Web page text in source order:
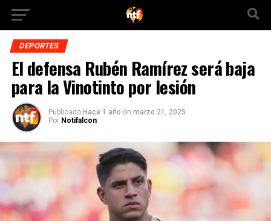
DEPORTES
El defensa Rubén Ramírez será baja
para la Vinotinto por lesión
Publicado Hace 1 año on marzo 21, 2025
Por Notifalcon